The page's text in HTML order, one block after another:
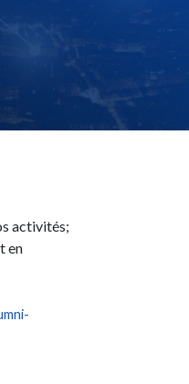
activités;
en